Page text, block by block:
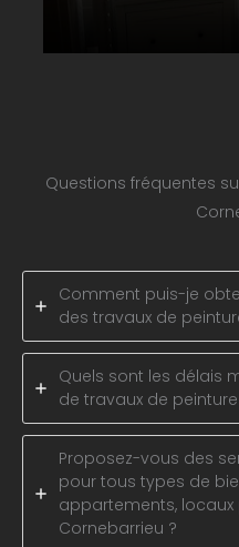
Questions fréquentes
Comment puis-je
des travaux de
Quels sont les délais
de travaux de
Proposez-vous des
pour tous types de
appartements,
Cornebarrieu ?